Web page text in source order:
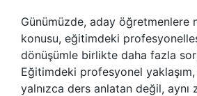
Günümüzde, aday öğretmenlere
konusu, eğitimdeki
dönüşümle birlikte daha fazla
Eğitimdeki profesyonel
yalnızca ders anlatan değil, aynı